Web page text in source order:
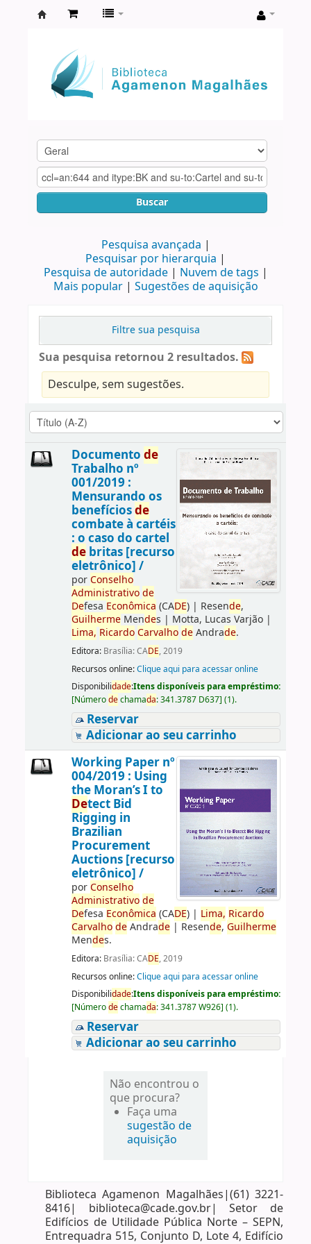
Agamenon
Magalhães
Buscar
Pesquisa avançada
Pesquisar por hierarquia
Pesquisa de autoridade
Nuvem de tags
Mais popular
Sugestões de aquisição
Filtre sua pesquisa
Sua pesquisa retornou 2 resultados.
Desculpe, sem sugestões.
Documento de
Trabalho nº
001/2019 :
Mensurando os
benefíciosde
combate à cartéis
: o caso do cartel
debritas [recurso
eletrônico] /
porConselho
Administrativo de
Defesa Econômica (CADE)| Resende,
GuilhermeMendes | Motta, Lucas Varjão|
Lima, Ricardo Carvalho deAndrade.
Editora: Brasília: CADE, 2019
Recursos online:Clique aqui para acessar online
Disponibilidade:Itens disponíveis para empréstimo:
[Númerodechamada:341.3787 D637] (1).
Reservar
Adicionar ao seu carrinho
Working Paper nº
004/2019 : Using
the Moran’s I to
Detect Bid
Rigging in
Brazilian
Procurement
Auctions [recurso
eletrônico] /
porConselho
Administrativo de
Defesa Econômica (CADE)| Lima, Ricardo
Carvalho deAndrade| Resende, Guilherme
Mendes.
Editora: Brasília: CADE, 2019
Recursos online:Clique aqui para acessar online
Disponibilidade:Itens disponíveis para empréstimo:
[Númerodechamada:341.3787 W926] (1).
Reservar
Adicionar ao seu carrinho
Não encontrou o
que procura?
Faça uma
sugestão de
aquisição
Biblioteca Agamenon Magalhães|(61) 3221-
8416| biblioteca@cade.gov.br| Setor de
Edifícios de Utilidade Pública Norte – SEPN,
Entrequadra 515, Conjunto D, Lote 4, Edifício